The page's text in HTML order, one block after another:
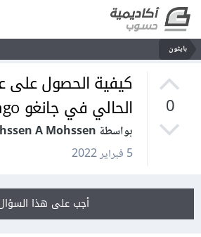
بايثون
0
الحالي في جانغو Django؟
بواسطة Mohssen A Mohssen
5 فبراير 2022
أجب على هذا السؤال